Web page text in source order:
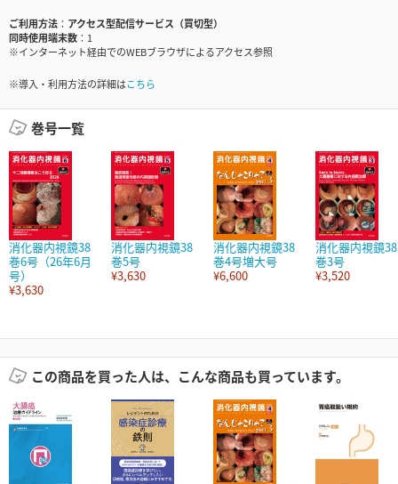
ご利用方法
アクセス型配信サービス（買切型）
同時使用端末数
1
※インターネット経由でのWEBブラウザによるアクセス参照
※導入・利用方法の詳細はこちら
巻号一覧
消化器内視鏡38
巻6号（26年6月
号）
¥3,630
消化器内視鏡38
巻5号
¥3,630
消化器内視鏡38
巻4号増大号
¥6,600
消化器内視鏡38
巻3号
¥3,520
この商品を買った人は、こんな商品も買っています。